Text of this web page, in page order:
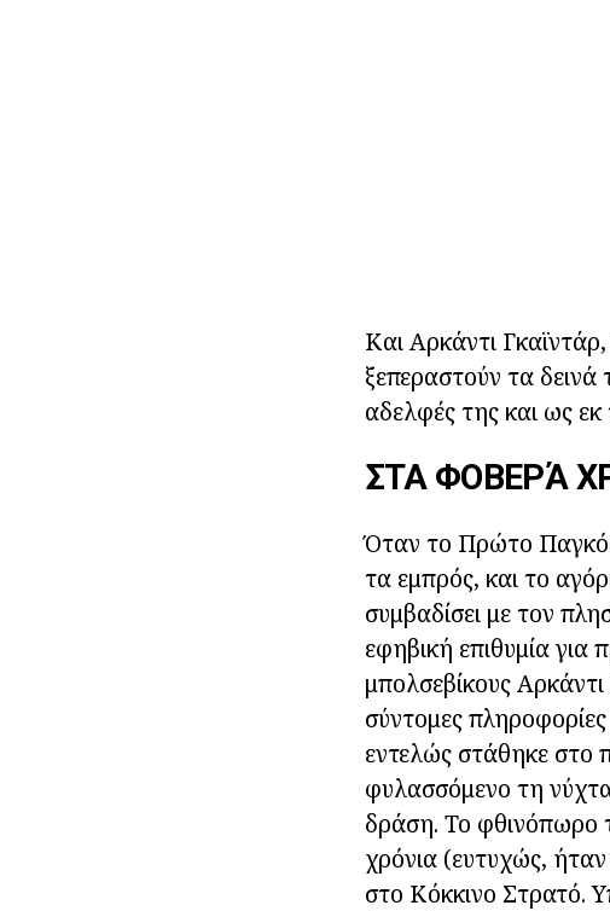
Και Αρκάντι
ξεπεραστούν τα δεινά
αδελφές της και ως εκ
ΣΤΑ ΦΟΒΕΡΆ
Όταν το Πρώτο
τα εμπρός, και το
συμβαδίσει με τον
εφηβική επιθυμία για
μπολσεβίκους
σύντομες
εντελώς στάθηκε στο
φυλασσόμενο τη
δράση. Το φθινόπωρο
χρόνια (ευτυχώς,
στο Κόκκινο Στρατό.